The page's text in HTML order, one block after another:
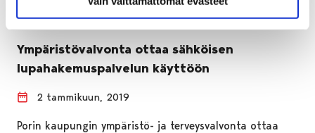
Ympäristövalvonta ottaa sähköisen
lupahakemuspalvelun käyttöön
2 tammikuun, 2019
Porin kaupungin ympäristö- ja terveysvalvonta ottaa